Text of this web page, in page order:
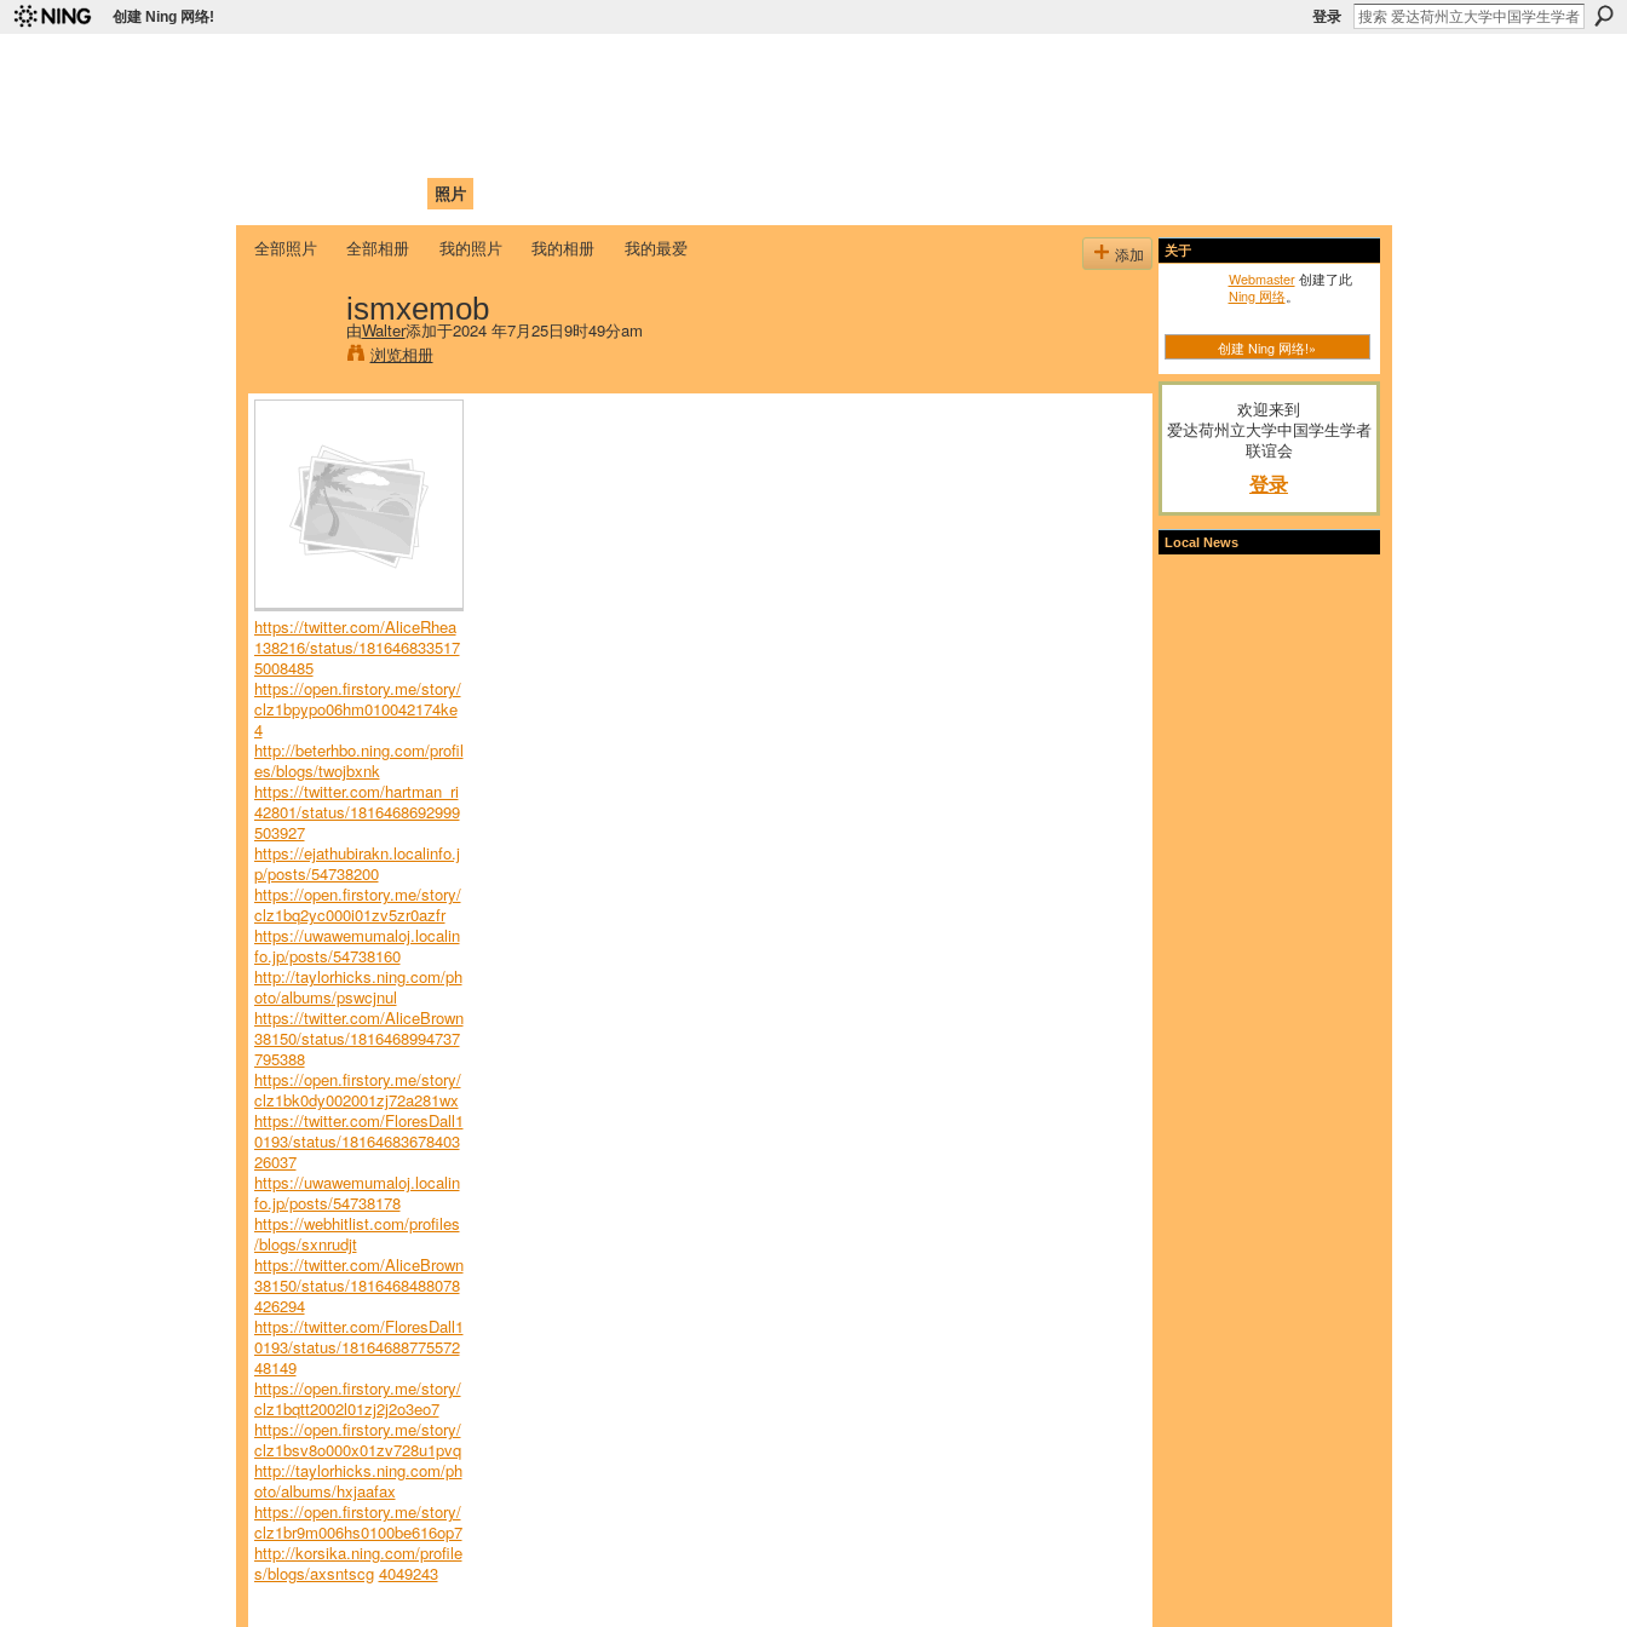
创建 Ning 网络! 登录
照片
全部照片 全部相册 我的照片 我的相册 我的最爱 添加
ismxemob
由Walter添加于2024 年7月25日9时49分am
浏览相册
https://twitter.com/AliceRhea
138216/status/181646833517
5008485
https://open.firstory.me/story/
clz1bpypo06hm010042174ke
4
http://beterhbo.ning.com/profil
es/blogs/twojbxnk
https://twitter.com/hartman_ri
42801/status/1816468692999
503927
https://ejathubirakn.localinfo.j
p/posts/54738200
https://open.firstory.me/story/
clz1bq2yc000i01zv5zr0azfr
https://uwawemumaloj.localin
fo.jp/posts/54738160
http://taylorhicks.ning.com/ph
oto/albums/pswcjnul
https://twitter.com/AliceBrown
38150/status/1816468994737
795388
https://open.firstory.me/story/
clz1bk0dy002001zj72a281wx
https://twitter.com/FloresDall1
0193/status/18164683678403
26037
https://uwawemumaloj.localin
fo.jp/posts/54738178
https://webhitlist.com/profiles
/blogs/sxnrudjt
https://twitter.com/AliceBrown
38150/status/1816468488078
426294
https://twitter.com/FloresDall1
0193/status/18164688775572
48149
https://open.firstory.me/story/
clz1bqtt2002l01zj2j2o3eo7
https://open.firstory.me/story/
clz1bsv8o000x01zv728u1pvq
http://taylorhicks.ning.com/ph
oto/albums/hxjaafax
https://open.firstory.me/story/
clz1br9m006hs0100be616op7
http://korsika.ning.com/profile
s/blogs/axsntscg 4049243
关于
Webmaster创建了此
Ning 网络。
创建 Ning 网络!»
欢迎来到
爱达荷州立大学中国学生学者
联谊会
登录
Local News